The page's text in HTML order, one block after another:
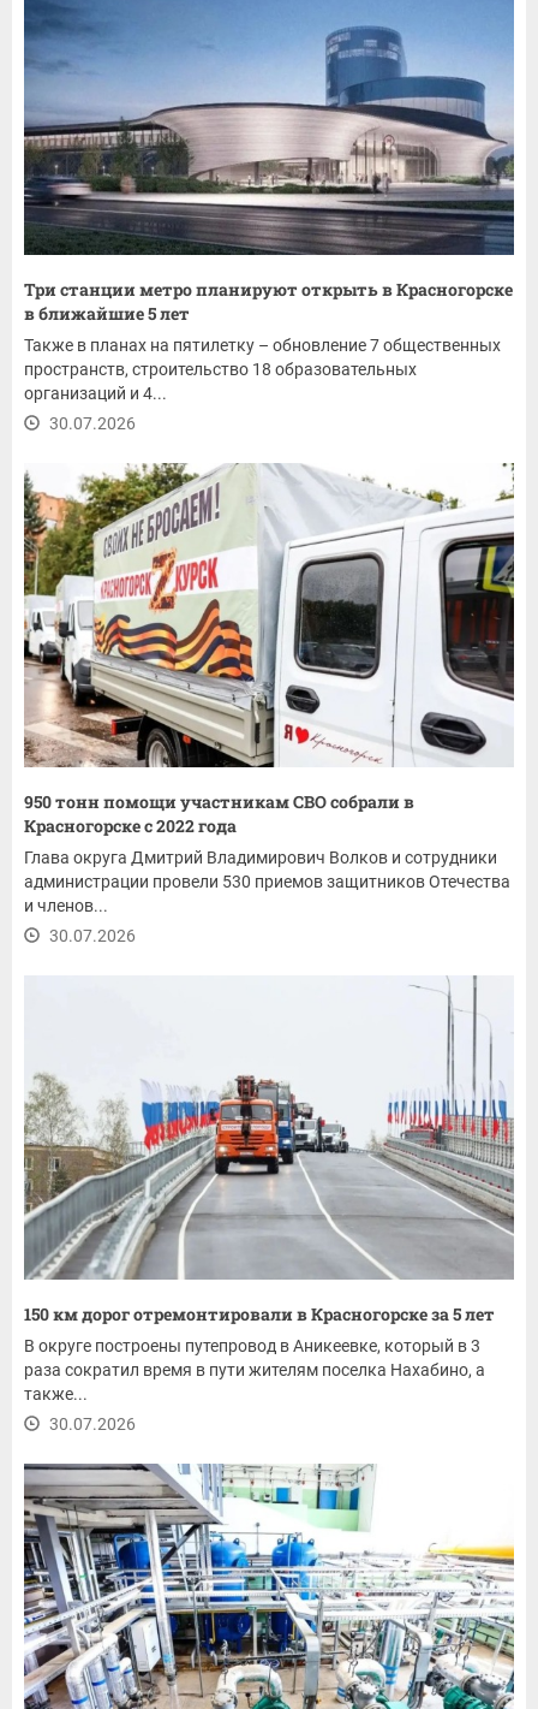
Три станции метро планируют открыть в Красногорске
в ближайшие 5 лет
Также в планах на пятилетку – обновление 7 общественных
пространств, строительство 18 образовательных
организаций и 4...
30.07.2026
950 тонн помощи участникам СВО собрали в
Красногорске с 2022 года
Глава округа Дмитрий Владимирович Волков и сотрудники
администрации провели 530 приемов защитников Отечества
и членов...
30.07.2026
150 км дорог отремонтировали в Красногорске за 5 лет
В округе построены путепровод в Аникеевке, который в 3
раза сократил время в пути жителям поселка Нахабино, а
также...
30.07.2026